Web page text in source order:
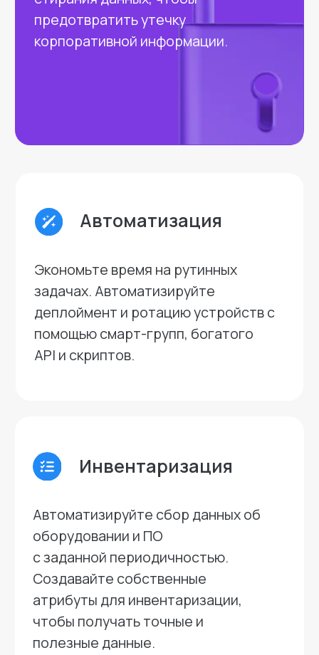
Отладка и логи
Получайте полное журналирование
событий как на сервере, так и на
клиентских устройствах, чтобы
быстро выявлять
и устранять неполадки.
Автоматизируйте сбор данных об
оборудовании и ПО
с заданной периодичностью.
Создавайте собственные
Настраивайте автоматический
выпуск сертификатов с помощью
SCEP Proxy и Microsoft CA (NDES).
Соответствие
корпоративным
компании.